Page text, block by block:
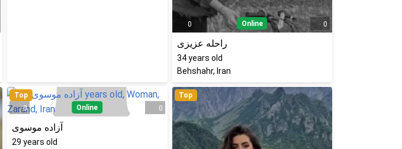
0 Online 0
راحله عزیزی
34 years old
Behshahr, Iran
Top
0
Online 0
آزاده موسوی
29 years old
Top